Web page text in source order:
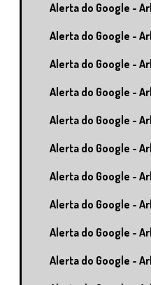
Alerta do Google -
Alerta do Google -
Alerta do Google -
Alerta do Google -
Alerta do Google -
Alerta do Google -
Alerta do Google -
Alerta do Google -
Alerta do Google -
Alerta do Google -